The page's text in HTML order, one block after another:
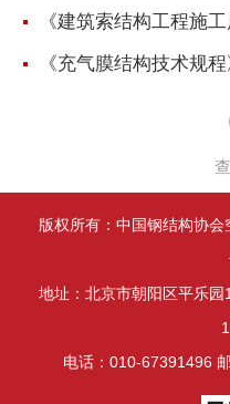
版权所有：中国钢结构协会
地址：北京市朝阳区平乐园
电话：010-67391496